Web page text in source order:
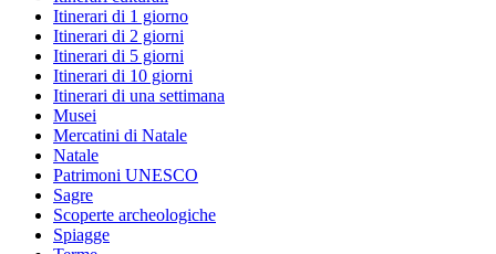
Itinerari di 1 giorno
Itinerari di 2 giorni
Itinerari di 5 giorni
Itinerari di 10 giorni
Itinerari di una settimana
Musei
Mercatini di Natale
Natale
Patrimoni UNESCO
Sagre
Scoperte archeologiche
Spiagge